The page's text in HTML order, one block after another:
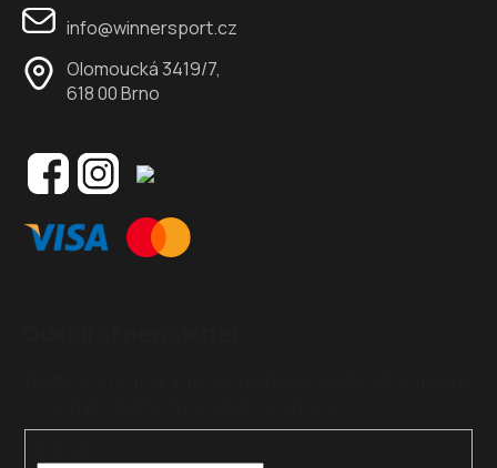
info@winnersport.cz
Olomoucká 3419/7,
618 00 Brno